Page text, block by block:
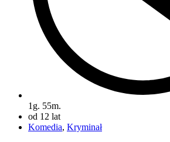
1g. 55m.
od 12 lat
Komedia, Kryminał